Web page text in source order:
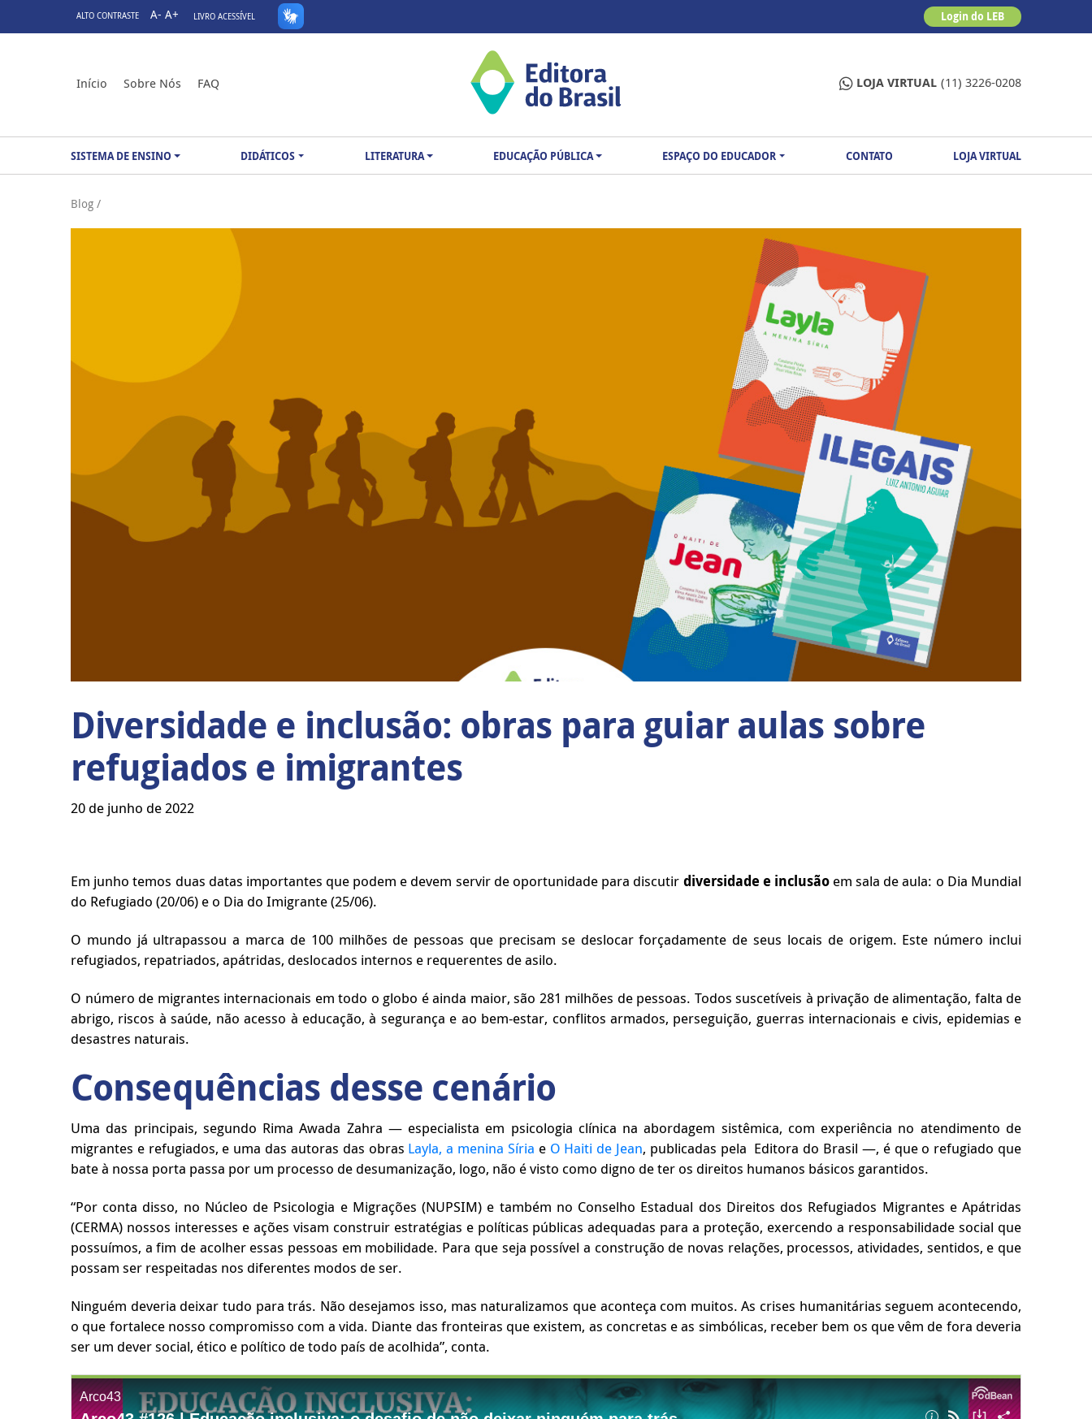
ALTO CONTRASTE A- A+ LIVRO ACESSÍVEL Login do LEB
Início Sobre Nós FAQ LOJA VIRTUAL (11) 3226-0208
SISTEMA DE ENSINO DIDÁTICOS LITERATURA EDUCAÇÃO PÚBLICA ESPAÇO DO EDUCADOR CONTATO LOJA VIRTUAL
Blog /
Diversidade e inclusão: obras para guiar aulas sobre
refugiados e imigrantes
20 de junho de 2022
Em junho temos duas datas importantes que podem e devem servir de oportunidade para discutir diversidade e inclusão em sala de aula: o Dia Mundial
do Refugiado (20/06) e o Dia do Imigrante (25/06).
O mundo já ultrapassou a marca de 100 milhões de pessoas que precisam se deslocar forçadamente de seus locais de origem. Este número inclui
refugiados, repatriados, apátridas, deslocados internos e requerentes de asilo.
O número de migrantes internacionais em todo o globo é ainda maior, são 281 milhões de pessoas. Todos suscetíveis à privação de alimentação, falta de
abrigo, riscos à saúde, não acesso à educação, à segurança e ao bem-estar, conflitos armados, perseguição, guerras internacionais e civis, epidemias e
desastres naturais.
Consequências desse cenário
Uma das principais, segundo Rima Awada Zahra — especialista em psicologia clínica na abordagem sistêmica, com experiência no atendimento de
migrantes e refugiados, e uma das autoras das obras Layla, a menina Síria e O Haiti de Jean, publicadas pela Editora do Brasil —, é que o refugiado que
bate à nossa porta passa por um processo de desumanização, logo, não é visto como digno de ter os direitos humanos básicos garantidos.
“Por conta disso, no Núcleo de Psicologia e Migrações (NUPSIM) e também no Conselho Estadual dos Direitos dos Refugiados Migrantes e Apátridas
(CERMA) nossos interesses e ações visam construir estratégias e políticas públicas adequadas para a proteção, exercendo a responsabilidade social que
possuímos, a fim de acolher essas pessoas em mobilidade. Para que seja possível a construção de novas relações, processos, atividades, sentidos, e que
possam ser respeitadas nos diferentes modos de ser.
Ninguém deveria deixar tudo para trás. Não desejamos isso, mas naturalizamos que aconteça com muitos. As crises humanitárias seguem acontecendo,
o que fortalece nosso compromisso com a vida. Diante das fronteiras que existem, as concretas e as simbólicas, receber bem os que vêm de fora deveria
ser um dever social, ético e político de todo país de acolhida”, conta.